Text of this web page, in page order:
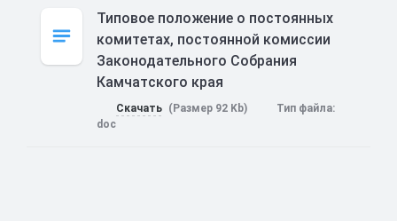
Типовое положение о постоянных
комитетах, постоянной комиссии
Законодательного Собрания
Камчатского края
Скачать (Размер 92 Kb)
Тип файла:
doc